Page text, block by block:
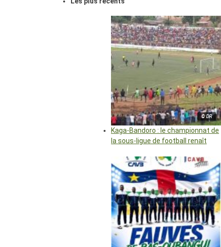
© DR
Kaga-Bandoro : le championnat de
la sous-ligue de football renaît